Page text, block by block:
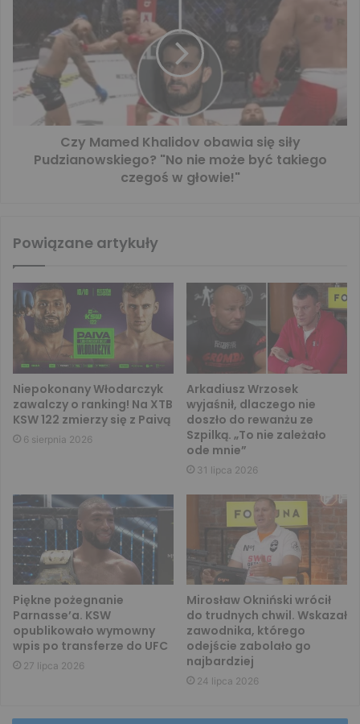
Czy Mamed Khalidov obawia się siły
Pudzianowskiego? "No nie może być takiego
czegoś w głowie!"
Powiązane artykuły
Niepokonany Włodarczyk
zawalczy o ranking! Na XTB
KSW 122 zmierzy się z Paivą
6 sierpnia 2026
Arkadiusz Wrzosek
wyjaśnił, dlaczego nie
doszło do rewanżu ze
Szpilką. „To nie zależało
ode mnie”
31 lipca 2026
Piękne pożegnanie
Parnasse’a. KSW
opublikowało wymowny
wpis po transferze do UFC
27 lipca 2026
Mirosław Okniński wrócił
do trudnych chwil. Wskazał
zawodnika, którego
odejście zabolało go
najbardziej
24 lipca 2026